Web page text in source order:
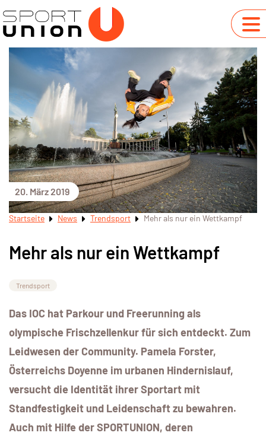
20. März 2019
Startseite News Trendsport Mehr als nur ein Wettkampf
Mehr als nur ein Wettkampf
Trendsport
Das IOC hat Parkour und Freerunning als
olympische Frischzellenkur für sich entdeckt. Zum
Leidwesen der Community. Pamela Forster,
Österreichs Doyenne im urbanen Hindernislauf,
versucht die Identität ihrer Sportart mit
Standfestigkeit und Leidenschaft zu bewahren.
Auch mit Hilfe der SPORTUNION, deren